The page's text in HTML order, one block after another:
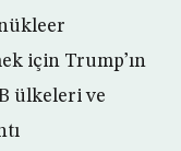
için Trump’ın
ülkeleri ve